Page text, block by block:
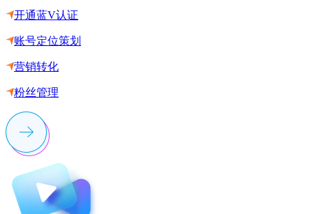
开通蓝V认证
账号定位策划
营销转化
粉丝管理